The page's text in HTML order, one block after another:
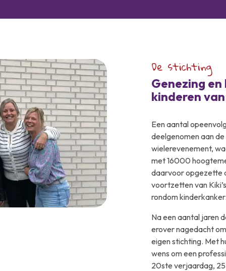
De stichting
Genezing
kinderen
Een aantal
deelgenomen aan de
wielerevenement,
met 16000
daarvoor opgezette
voortzetten van
rondom
Na een aantal jaren
erover nagedacht
eigen stichting. Met
wens om een
20ste verjaardag,